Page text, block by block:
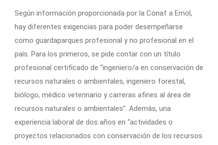
Según información proporcionada por la Conaf a Emol,
hay diferentes exigencias para poder desempeñarse
como guardaparques profesional y no profesional en el
país. Para los primeros, se pide contar con un título
profesional certificado de “ingeniero/a en conservación de
recursos naturales o ambientales, ingeniero forestal,
biólogo, médico veterinario y carreras afines al área de
recursos naturales o ambientales”. Además, una
experiencia laboral de dos años en “actividades o
proyectos relacionados con conservación de los recursos